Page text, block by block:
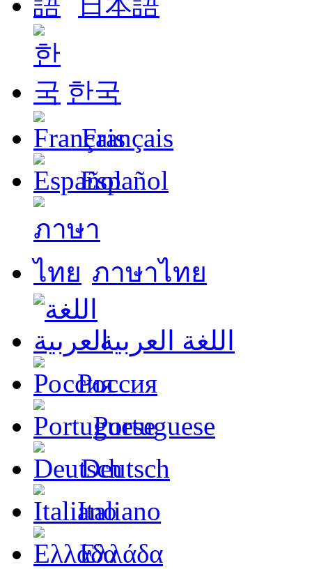
한국
Français
Español
ภาษาไทย
اللغة العربية
Россия
Portuguese
Deutsch
Italiano
Ελλάδα